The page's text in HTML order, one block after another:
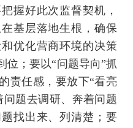
握好此次监督契机，
基层落地生根，确保
优化营商环境的决策
位；要以“问题导向”抓
责任感，要放下“看亮
问题去调研、奔着问题
找出来、列清楚；要